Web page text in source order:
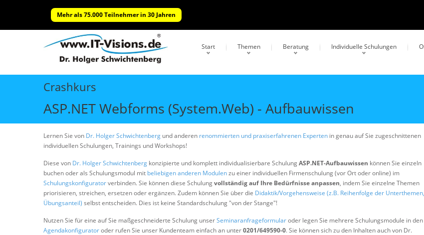
Mehr als 75.000 Teilnehmer in 30 Jahren
Start Themen Beratung Individuelle Schulungen
Crashkurs
ASP.NET Webforms (System.Web) - Aufbauwissen
Lernen Sie von Dr. Holger Schwichtenberg und anderen renommierten und praxiserfahrenen Experten in genau auf Sie zugeschnittenen
individuellen Schulungen, Trainings und Workshops!
Diese von Dr. Holger Schwichtenberg konzipierte und komplett individualisierbare SchulungASP.NET-Aufbauwissen können Sie einzeln
buchen oder als Schulungsmodul mit beliebigen anderen Modulenzu einer individuellen Firmenschulung (vor Ort oder online) im
Schulungskonfiguratorverbinden. Sie können diese Schulungvollständig auf Ihre Bedürfnisse anpassen, indem Sie einzelne Themen
priorisieren, streichen, ersetzen oder ergänzen. Zudem können Sie über die Didaktik/Vorgehensweise (z.B. Reihenfolge der Unterthemen,
Übungsanteil) selbst entscheiden. Dies ist keine Standardschulung "von der Stange"!
Nutzen Sie für eine auf Sie maßgeschneiderte Schulung unserSeminaranfrageformularoder legen Sie mehrere Schulungsmodule in den
Agendakonfiguratoroder rufen Sie unser Kundenteam einfach an unter0201/649590-0. Sie können sich zu den Inhalten auch von Dr.